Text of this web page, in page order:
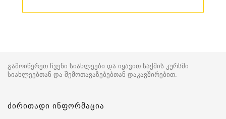
გამოიწერეთ ჩვენი სიახლეები და იყავით საქმის კურსში
სიახლეებთან და შემოთავაზებებთან დაკავშირებით.
ძირითადი ინფორმაცია